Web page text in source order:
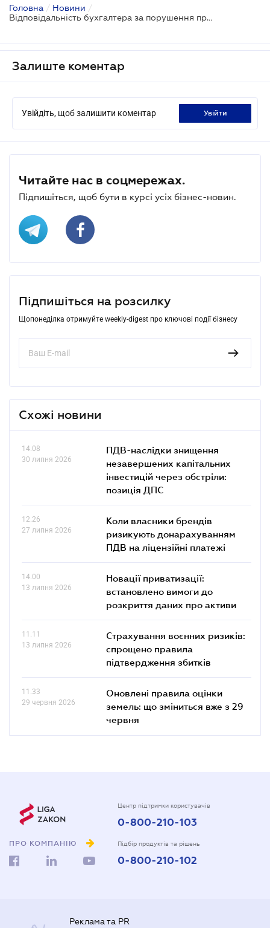
Головна / Новини /
Відповідальність бухгалтера за порушення правил ведення касових документів
Залиште коментар
Увійдіть, щоб залишити коментар увійти
Читайте нас в соцмережах.
Підпишіться, щоб бути в курсі усіх бізнес-новин.
Підпишіться на розсилку
Щопонеділка отримуйте weekly-digest про ключові події бізнесу
Схожі новини
14.08
30 липня 2026
ПДВ-наслідки знищення
незавершених капітальних
інвестицій через обстріли:
позиція ДПС
12.26
27 липня 2026
Коли власники брендів
ризикують донарахуванням
ПДВ на ліцензійні платежі
14.00
13 липня 2026
Новації приватизації:
встановлено вимоги до
розкриття даних про активи
11.11
13 липня 2026
Страхування воєнних ризиків:
спрощено правила
підтвердження збитків
11.33
29 червня 2026
Оновлені правила оцінки
земель: що зміниться вже з 29
червня
ПРО КОМПАНІЮ
Центр підтримки користувачів
0-800-210-103
Підбір продуктів та рішень
0-800-210-102
Реклама та PR